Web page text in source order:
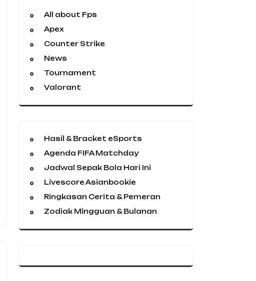
All about Fps
Apex
Counter Strike
News
Tournament
Valorant
Hasil & Bracket eSports
Agenda FIFA Matchday
Jadwal Sepak Bola Hari Ini
Livescore Asianbookie
Ringkasan Cerita & Pemeran
Zodiak Mingguan & Bulanan